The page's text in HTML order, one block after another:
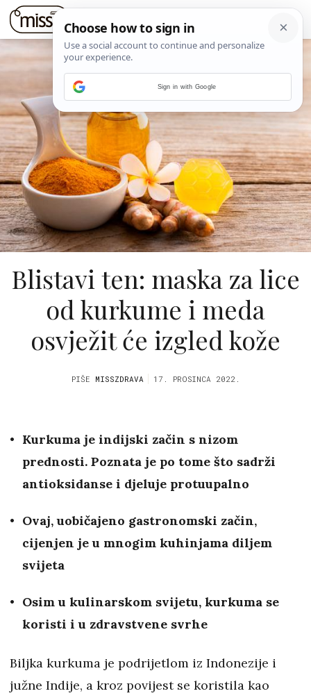
Blistavi ten: maska za lice
od kurkume i meda
osvježit će izgled kože
PIŠE MISSZDRAVA 17. PROSINCA 2022.
Kurkuma je indijski začin s nizom
prednosti. Poznata je po tome što sadrži
antioksidanse i djeluje protuupalno
Ovaj, uobičajeno gastronomski začin,
cijenjen je u mnogim kuhinjama diljem
svijeta
Osim u kulinarskom svijetu, kurkuma se
koristi i u zdravstvene svrhe
Biljka kurkuma je podrijetlom iz Indonezije i
južne Indije, a kroz povijest se koristila kao
Sign in with Google